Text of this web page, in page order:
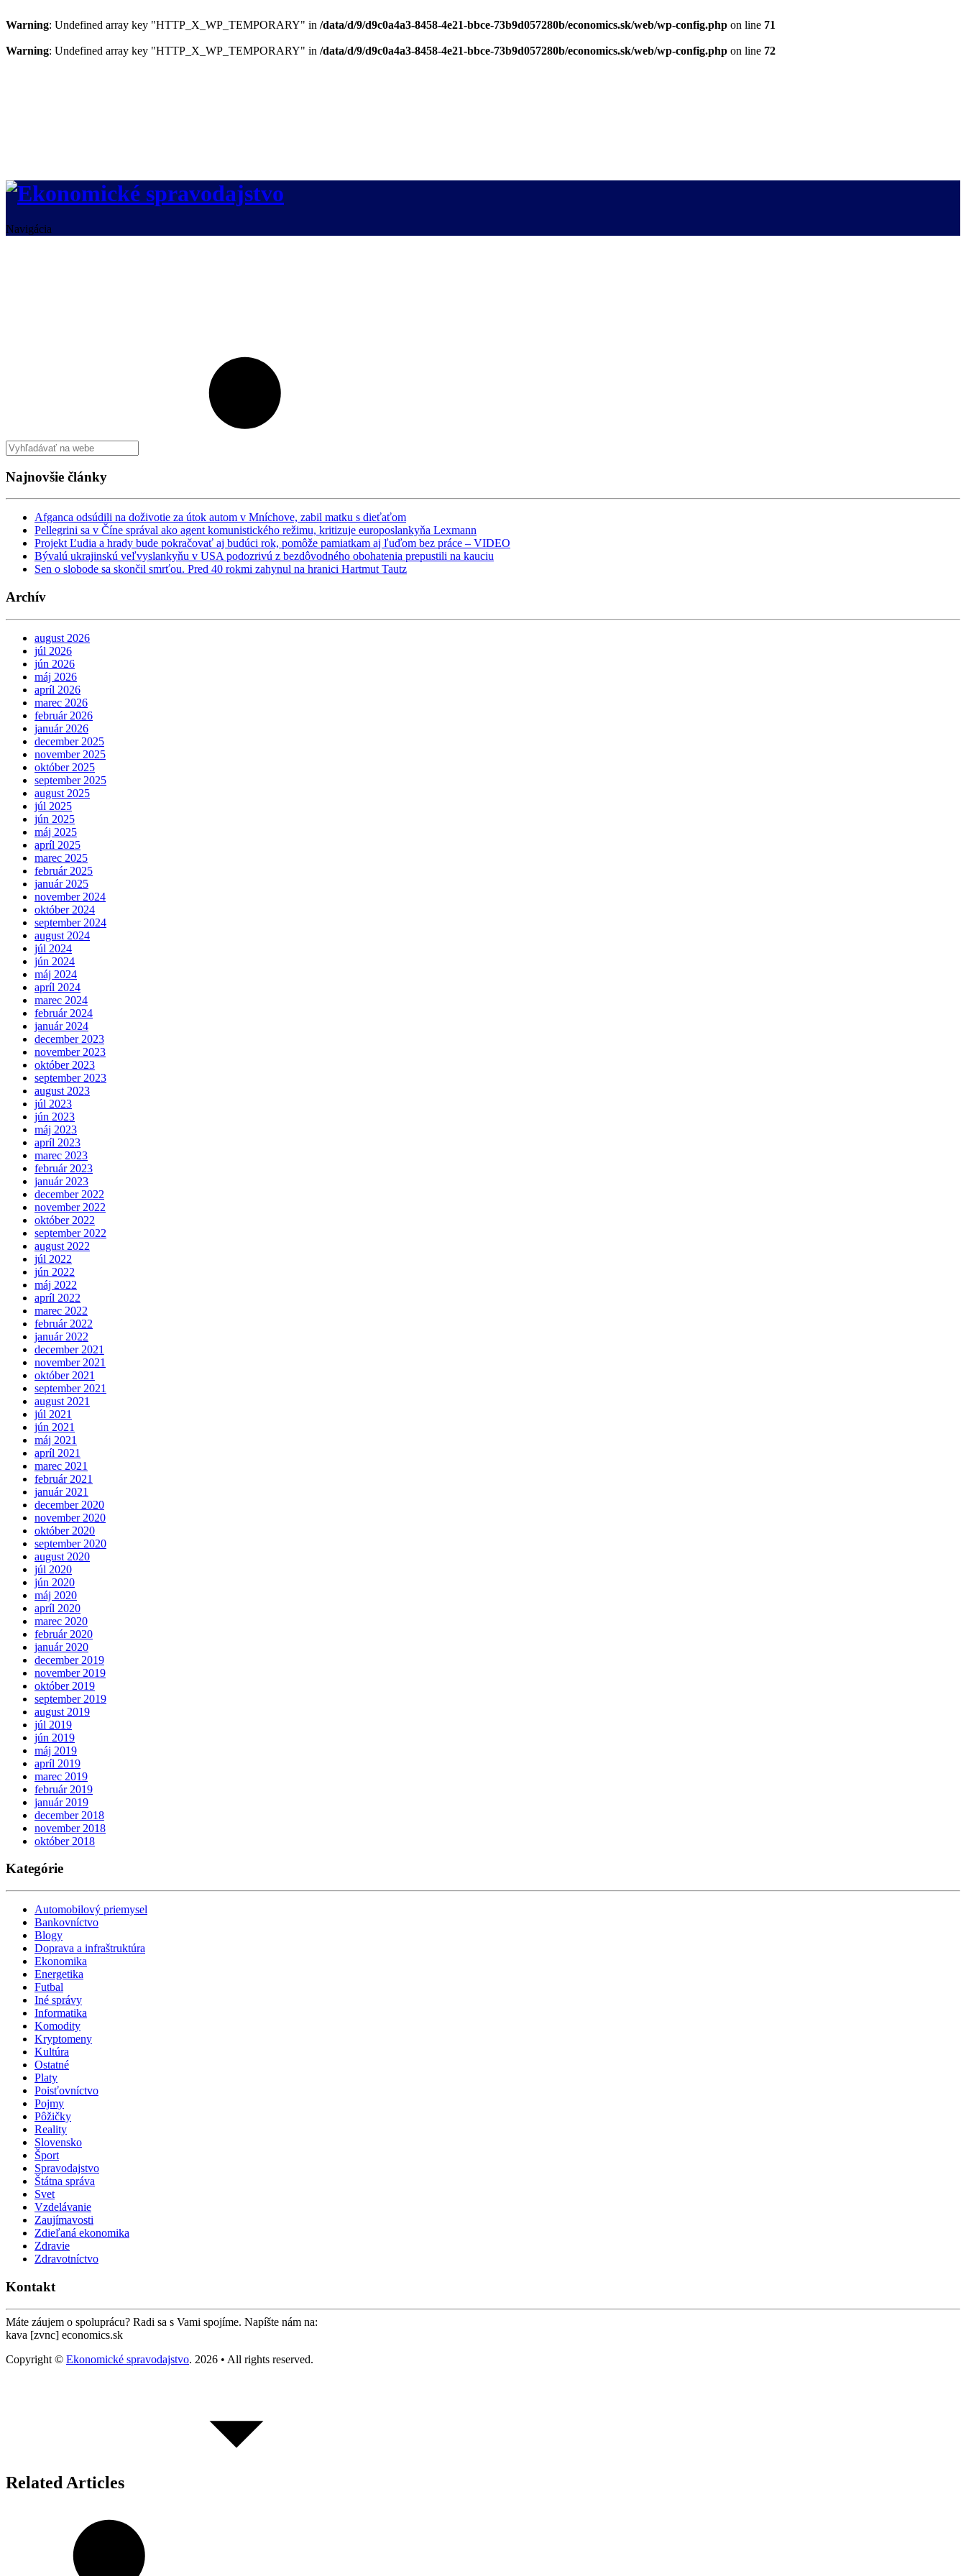
Warning: Undefined array key "HTTP_X_WP_TEMPORARY" in /data/d/9/d9c0a4a3-8458-4e21-bbce-73b9d057280b/economics.sk/web/wp-config.php on line 71
Warning: Undefined array key "HTTP_X_WP_TEMPORARY" in /data/d/9/d9c0a4a3-8458-4e21-bbce-73b9d057280b/economics.sk/web/wp-config.php on line 72
Navigácia
Najnovšie články
Afganca odsúdili na doživotie za útok autom v Mníchove, zabil matku s dieťaťom
Pellegrini sa v Číne správal ako agent komunistického režimu, kritizuje europoslankyňa Lexmann
Projekt Ľudia a hrady bude pokračovať aj budúci rok, pomôže pamiatkam aj ľuďom bez práce – VIDEO
Bývalú ukrajinskú veľvyslankyňu v USA podozrivú z bezdôvodného obohatenia prepustili na kauciu
Sen o slobode sa skončil smrťou. Pred 40 rokmi zahynul na hranici Hartmut Tautz
Archív
august 2026
júl 2026
jún 2026
máj 2026
apríl 2026
marec 2026
február 2026
január 2026
december 2025
november 2025
október 2025
september 2025
august 2025
júl 2025
jún 2025
máj 2025
apríl 2025
marec 2025
február 2025
január 2025
november 2024
október 2024
september 2024
august 2024
júl 2024
jún 2024
máj 2024
apríl 2024
marec 2024
február 2024
január 2024
december 2023
november 2023
október 2023
september 2023
august 2023
júl 2023
jún 2023
máj 2023
apríl 2023
marec 2023
február 2023
január 2023
december 2022
november 2022
október 2022
september 2022
august 2022
júl 2022
jún 2022
máj 2022
apríl 2022
marec 2022
február 2022
január 2022
december 2021
november 2021
október 2021
september 2021
august 2021
júl 2021
jún 2021
máj 2021
apríl 2021
marec 2021
február 2021
január 2021
december 2020
november 2020
október 2020
september 2020
august 2020
júl 2020
jún 2020
máj 2020
apríl 2020
marec 2020
február 2020
január 2020
december 2019
november 2019
október 2019
september 2019
august 2019
júl 2019
jún 2019
máj 2019
apríl 2019
marec 2019
február 2019
január 2019
december 2018
november 2018
október 2018
Kategórie
Automobilový priemysel
Bankovníctvo
Blogy
Doprava a infraštruktúra
Ekonomika
Energetika
Futbal
Iné správy
Informatika
Komodity
Kryptomeny
Kultúra
Ostatné
Platy
Poisťovníctvo
Pojmy
Pôžičky
Reality
Slovensko
Šport
Spravodajstvo
Štátna správa
Svet
Vzdelávanie
Zaujímavosti
Zdieľaná ekonomika
Zdravie
Zdravotníctvo
Kontakt
Máte záujem o spoluprácu? Radi sa s Vami spojíme. Napíšte nám na:
kava [zvnc] economics.sk
Copyright © Ekonomické spravodajstvo. 2026 • All rights reserved.
Related Articles